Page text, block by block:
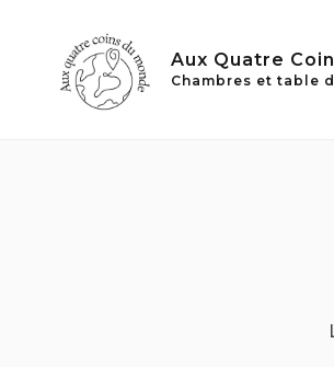
content
Aux Quatre
Chambres et table